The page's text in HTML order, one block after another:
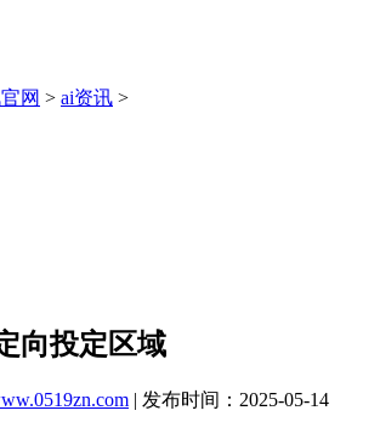
网 > ai资讯 >
向投定区域
| 发布时间：2025-05-14